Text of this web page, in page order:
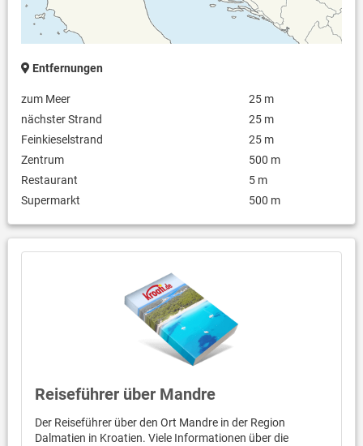
Entfernungen
zum Meer
25 m
nächster Strand
25 m
Feinkieselstrand
25 m
Zentrum
500 m
Restaurant
5 m
Supermarkt
500 m
Reiseführer über Mandre
Der Reiseführer über den Ort Mandre in der Region
Dalmatien in Kroatien. Viele Informationen über die